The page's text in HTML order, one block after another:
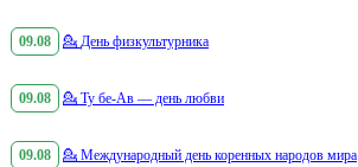
09.08 💁 День физкультурника
09.08 💁 Ту бе-Ав — день любви
09.08 💁 Международный день коренных народов мира